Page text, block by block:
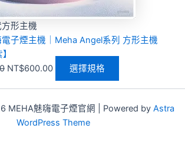
形主機
子煙主機｜Meha Angel系列 方形主機
NT$600.00 選擇規格
MEHA魅嗨電子煙官網 | Powered by Astra
WordPress Theme